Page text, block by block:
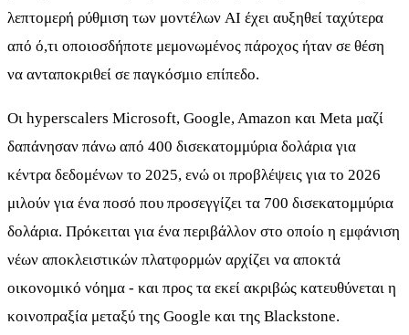
λεπτομερή ρύθμιση των μοντέλων AI έχει αυξηθεί ταχύτερα
από ό,τι οποιοσδήποτε μεμονωμένος πάροχος ήταν σε θέση
να ανταποκριθεί σε παγκόσμιο επίπεδο.
Οι hyperscalers Microsoft, Google, Amazon και Meta μαζί
δαπάνησαν πάνω από 400 δισεκατομμύρια δολάρια για
κέντρα δεδομένων το 2025, ενώ οι προβλέψεις για το 2026
μιλούν για ένα ποσό που προσεγγίζει τα 700 δισεκατομμύρια
δολάρια. Πρόκειται για ένα περιβάλλον στο οποίο η εμφάνιση
νέων αποκλειστικών πλατφορμών αρχίζει να αποκτά
οικονομικό νόημα - και προς τα εκεί ακριβώς κατευθύνεται η
κοινοπραξία μεταξύ της Google και της Blackstone.